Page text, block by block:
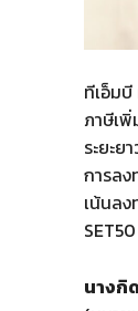
ทีเอ็ม
ภาษีเ
ระยะ
การลง
เน้นล
นางกิ